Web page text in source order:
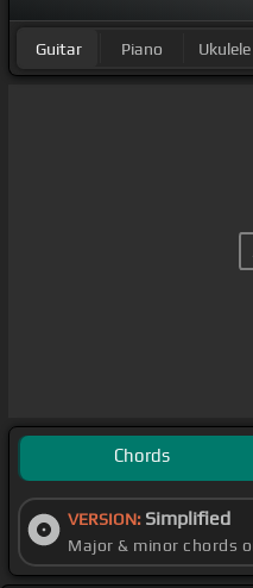
Guitar Piano Ukulele
Chords
VERSION: Simplified
Major & minor chords